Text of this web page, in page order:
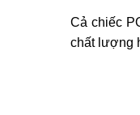
Cả chiếc
chất lượng